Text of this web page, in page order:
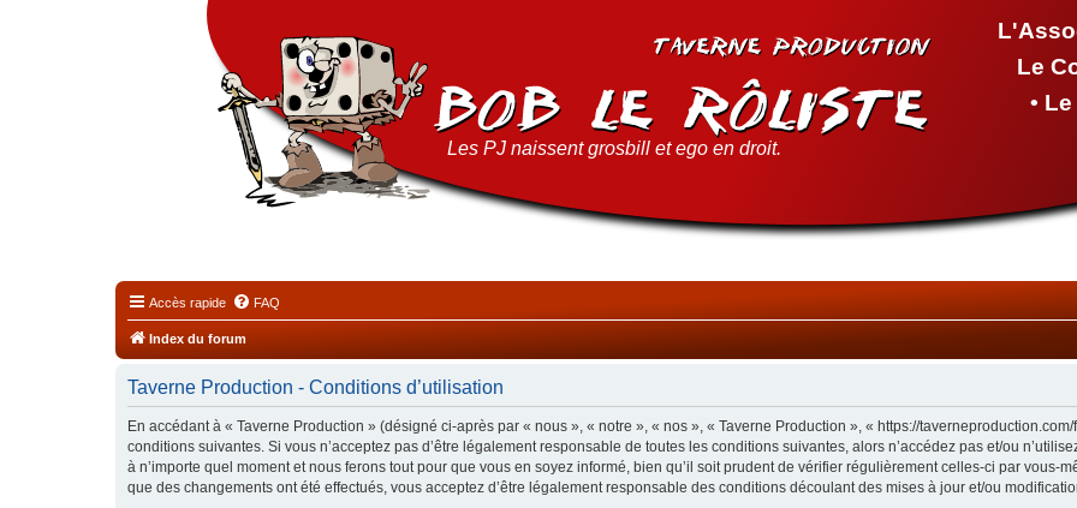
Le
•
Les PJ naissent grosbill et ego en droit.
Accès rapide FAQ
Index du forum
Taverne Production - Conditions d’utilisation
En accédant à « Taverne Production » (désigné ci-après par « nous », « notre », « nos », « Taverne Production », « https://
conditions suivantes. Si vous n’acceptez pas d’être légalement responsable de toutes les conditions suivantes, alors n’accédez pas et/ou
à n’importe quel moment et nous ferons tout pour que vous en soyez informé, bien qu’il soit prudent de vérifier régulièrement celles-ci par vous-
que des changements ont été effectués, vous acceptez d’être légalement responsable des conditions découlant des mises à jour et/ou